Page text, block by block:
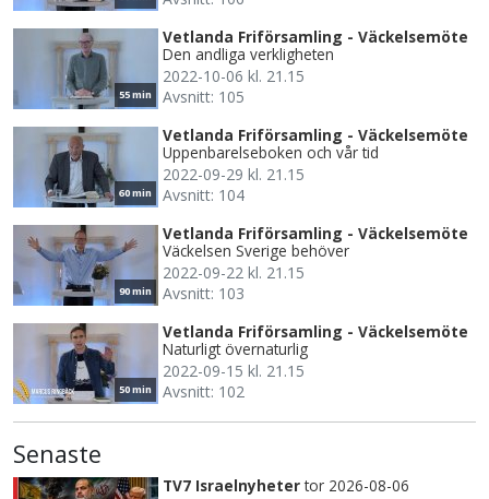
55 min
Vetlanda Friförsamling - Väckelsemöte
Den andliga verkligheten
2022-10-06 kl. 21.15
Avsnitt: 105
60 min
Vetlanda Friförsamling - Väckelsemöte
Uppenbarelseboken och vår tid
2022-09-29 kl. 21.15
Avsnitt: 104
90 min
Vetlanda Friförsamling - Väckelsemöte
Väckelsen Sverige behöver
2022-09-22 kl. 21.15
Avsnitt: 103
50 min
Vetlanda Friförsamling - Väckelsemöte
Naturligt övernaturlig
2022-09-15 kl. 21.15
Avsnitt: 102
Senaste
TV7 Israelnyheter tor 2026-08-06